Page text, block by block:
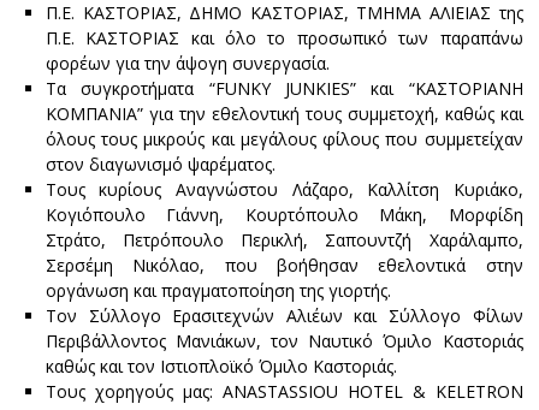
Π.Ε. ΚΑΣΤΟΡΙΑΣ, ΔΗΜΟ ΚΑΣΤΟΡΙΑΣ, ΤΜΗΜΑ ΑΛΙΕΙΑΣ της
Π.Ε. ΚΑΣΤΟΡΙΑΣ και όλο το προσωπικό των παραπάνω
φορέων για την άψογη συνεργασία.
Τα συγκροτήματα “FUNKY JUNKIES” και “KAΣΤΟΡΙΑΝΗ
ΚΟΜΠΑΝΙΑ” για την εθελοντική τους συμμετοχή, καθώς και
όλους τους μικρούς και μεγάλους φίλους που συμμετείχαν
στον διαγωνισμό ψαρέματος.
Τους κυρίους Αναγνώστου Λάζαρο, Καλλίτση Κυριάκο,
Κογιόπουλο Γιάννη, Κουρτόπουλο Μάκη, Μορφίδη
Στράτο, Πετρόπουλο Περικλή, Σαπουντζή Χαράλαμπο,
Σερσέμη Νικόλαο, που βοήθησαν εθελοντικά στην
οργάνωση και πραγματοποίηση της γιορτής.
Τον Σύλλογο Ερασιτεχνών Αλιέων και Σύλλογο Φίλων
Περιβάλλοντος Μανιάκων, τον Ναυτικό Όμιλο Καστοριάς
καθώς και τον Ιστιοπλοϊκό Όμιλο Καστοριάς.
Τους χορηγούς μας: ΑNASTASSIOU HOTEL & KELETRON